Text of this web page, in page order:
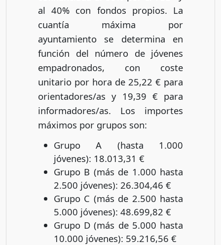
al 40% con fondos propios. La
cuantía máxima por
ayuntamiento se determina en
función del número de jóvenes
empadronados, con coste
unitario por hora de 25,22 € para
orientadores/as y 19,39 € para
informadores/as. Los importes
máximos por grupos son:
Grupo A (hasta 1.000
jóvenes): 18.013,31 €
Grupo B (más de 1.000 hasta
2.500 jóvenes): 26.304,46 €
Grupo C (más de 2.500 hasta
5.000 jóvenes): 48.699,82 €
Grupo D (más de 5.000 hasta
10.000 jóvenes): 59.216,56 €